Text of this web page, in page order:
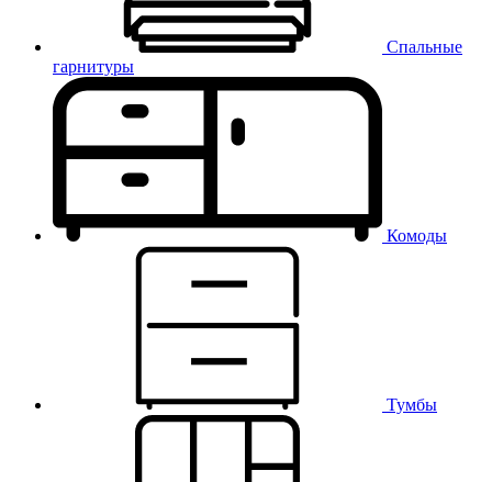
Спальные
гарнитуры
Комоды
Тумбы